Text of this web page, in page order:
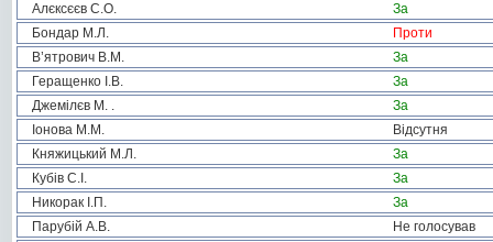
Алєксєєв С.О.
За
Бондар М.Л.
Проти
В’ятрович В.М.
За
Геращенко І.В.
За
Джемілєв М. .
За
Іонова М.М.
Відсутня
Княжицький М.Л.
За
Кубів С.І.
За
Никорак І.П.
За
Парубій А.В.
Не голосував